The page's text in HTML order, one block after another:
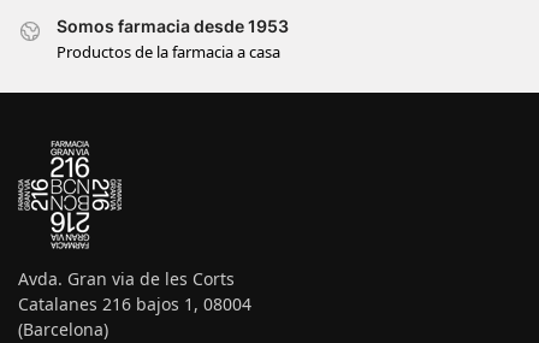
Somos farmacia desde 1953
Productos de la farmacia a casa
Avda. Gran via de les Corts
Catalanes 216 bajos 1, 08004
(Barcelona)